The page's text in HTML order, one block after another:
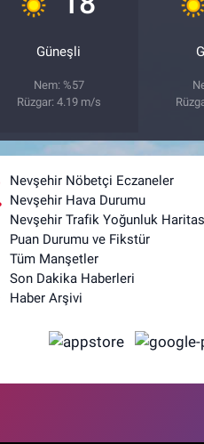
Güneşli
Nem: %57
Rüzgar: 4.19 m/s
Nevşehir Nöbetçi Eczaneler
Nevşehir Hava Durumu
Nevşehir Trafik Yoğunluk
Puan Durumu ve Fikstür
Tüm Manşetler
Son Dakika Haberleri
Haber Arşivi